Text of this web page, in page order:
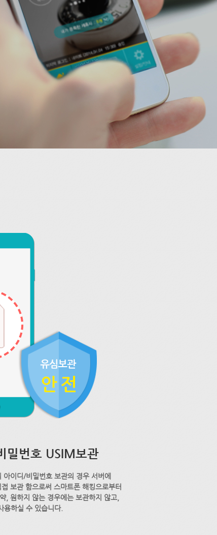
밀번호 USIM보관
이디/비밀번호 보관의 경우 서버에
보관 함으로써 스마트폰 해킹으로부터
, 원하지 않는 경우에는 보관하지 않고,
용하실 수 있습니다.